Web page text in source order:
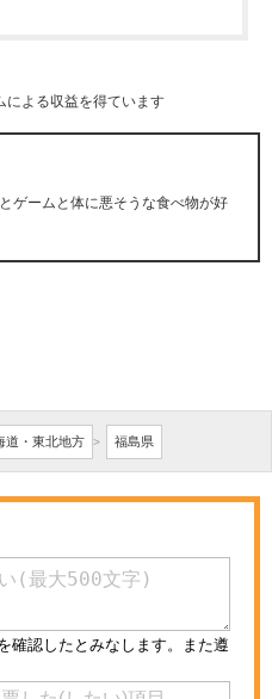
よる収益を得ています
ゲームと体に悪そうな食べ物が好
道・東北地方 > 福島県